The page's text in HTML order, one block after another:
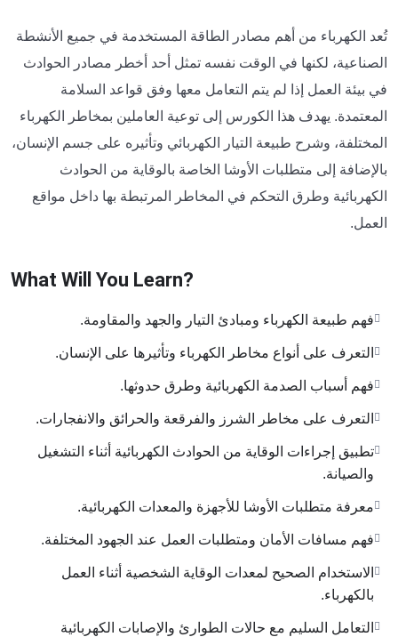
تُعد الكهرباء من أهم مصادر الطاقة المستخدمة في جميع الأنشطة
الصناعية، لكنها في الوقت نفسه تمثل أحد أخطر مصادر الحوادث
في بيئة العمل إذا لم يتم التعامل معها وفق قواعد السلامة
المعتمدة. يهدف هذا الكورس إلى توعية العاملين بمخاطر الكهرباء
المختلفة، وشرح طبيعة التيار الكهربائي وتأثيره على جسم الإنسان،
بالإضافة إلى متطلبات الأوشا الخاصة بالوقاية من الحوادث
الكهربائية وطرق التحكم في المخاطر المرتبطة بها داخل مواقع
العمل.
What Will You Learn?
فهم طبيعة الكهرباء ومبادئ التيار والجهد والمقاومة.
التعرف على أنواع مخاطر الكهرباء وتأثيرها على الإنسان.
فهم أسباب الصدمة الكهربائية وطرق حدوثها.
التعرف على مخاطر الشرز والفرقعة والحرائق والانفجارات.
تطبيق إجراءات الوقاية من الحوادث الكهربائية أثناء التشغيل
والصيانة.
معرفة متطلبات الأوشا للأجهزة والمعدات الكهربائية.
فهم مسافات الأمان ومتطلبات العمل عند الجهود المختلفة.
الاستخدام الصحيح لمعدات الوقاية الشخصية أثناء العمل
بالكهرباء.
التعامل السليم مع حالات الطوارئ والإصابات الكهربائية